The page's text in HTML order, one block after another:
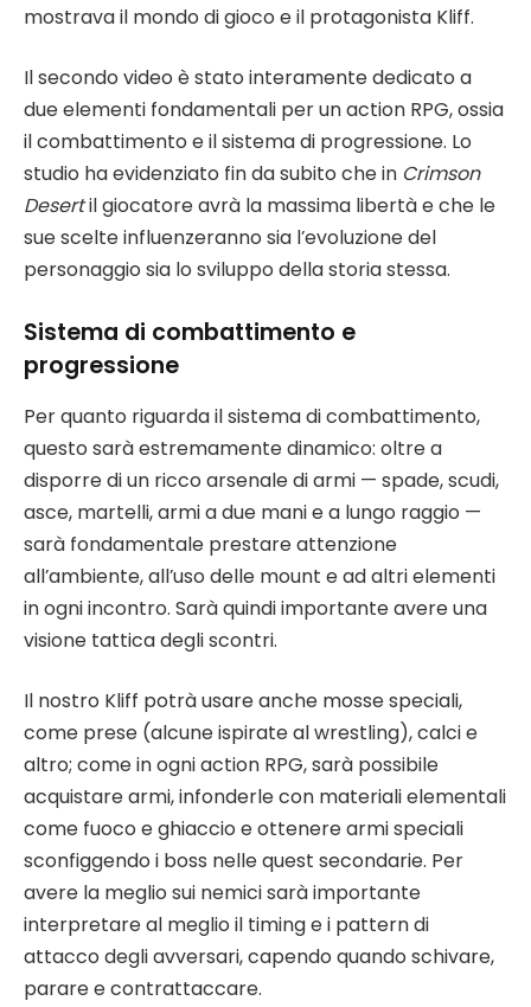
mostrava il mondo di gioco e il protagonista Kliff.
Il secondo video è stato interamente dedicato a
due elementi fondamentali per un action RPG, ossia
il combattimento e il sistema di progressione. Lo
studio ha evidenziato fin da subito che in Crimson
Desertil giocatore avrà la massima libertà e che le
sue scelte influenzeranno sia l’evoluzione del
personaggio sia lo sviluppo della storia stessa.
Sistema di combattimento e
progressione
Per quanto riguarda il sistema di combattimento,
questo sarà estremamente dinamico: oltre a
disporre di un ricco arsenale di armi — spade, scudi,
asce, martelli, armi a due mani e a lungo raggio —
sarà fondamentale prestare attenzione
all’ambiente, all’uso delle mount e ad altri elementi
in ogni incontro. Sarà quindi importante avere una
visione tattica degli scontri.
Il nostro Kliff potrà usare anche mosse speciali,
come prese (alcune ispirate al wrestling), calci e
altro; come in ogni action RPG, sarà possibile
acquistare armi, infonderle con materiali elementali
come fuoco e ghiaccio e ottenere armi speciali
sconfiggendo i boss nelle quest secondarie. Per
avere la meglio sui nemici sarà importante
interpretare al meglio il timing e i pattern di
attacco degli avversari, capendo quando schivare,
parare e contrattaccare.